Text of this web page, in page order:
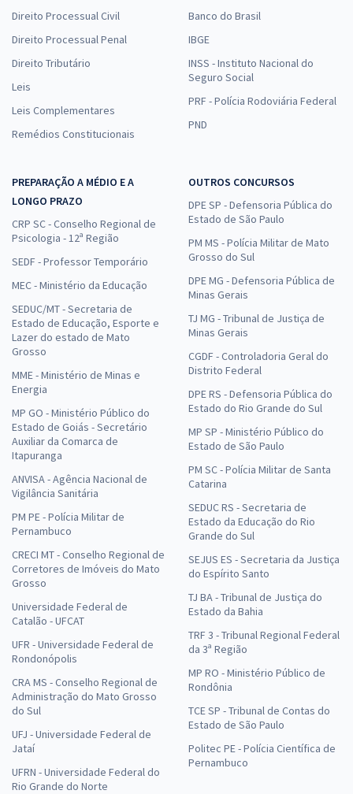
Direito Processual Civil
Direito Processual Penal
Direito Tributário
Leis
Leis Complementares
Remédios Constitucionais
Banco do Brasil
IBGE
INSS - Instituto Nacional do
Seguro Social
PRF - Polícia Rodoviária Federal
PND
PREPARAÇÃO A MÉDIO E A
LONGO PRAZO
CRP SC - Conselho Regional de
Psicologia - 12ª Região
SEDF - Professor Temporário
MEC - Ministério da Educação
SEDUC/MT - Secretaria de
Estado de Educação, Esporte e
Lazer do estado de Mato
Grosso
MME - Ministério de Minas e
Energia
MP GO - Ministério Público do
Estado de Goiás - Secretário
Auxiliar da Comarca de
Itapuranga
ANVISA - Agência Nacional de
Vigilância Sanitária
PM PE - Polícia Militar de
Pernambuco
CRECI MT - Conselho Regional de
Corretores de Imóveis do Mato
Grosso
Universidade Federal de
Catalão - UFCAT
UFR - Universidade Federal de
Rondonópolis
CRA MS - Conselho Regional de
Administração do Mato Grosso
do Sul
UFJ - Universidade Federal de
Jataí
UFRN - Universidade Federal do
Rio Grande do Norte
OUTROS CONCURSOS
DPE SP - Defensoria Pública do
Estado de São Paulo
PM MS - Polícia Militar de Mato
Grosso do Sul
DPE MG - Defensoria Pública de
Minas Gerais
TJ MG - Tribunal de Justiça de
Minas Gerais
CGDF - Controladoria Geral do
Distrito Federal
DPE RS - Defensoria Pública do
Estado do Rio Grande do Sul
MP SP - Ministério Público do
Estado de São Paulo
PM SC - Polícia Militar de Santa
Catarina
SEDUC RS - Secretaria de
Estado da Educação do Rio
Grande do Sul
SEJUS ES - Secretaria da Justiça
do Espírito Santo
TJ BA - Tribunal de Justiça do
Estado da Bahia
TRF 3 - Tribunal Regional Federal
da 3ª Região
MP RO - Ministério Público de
Rondônia
TCE SP - Tribunal de Contas do
Estado de São Paulo
Politec PE - Polícia Científica de
Pernambuco